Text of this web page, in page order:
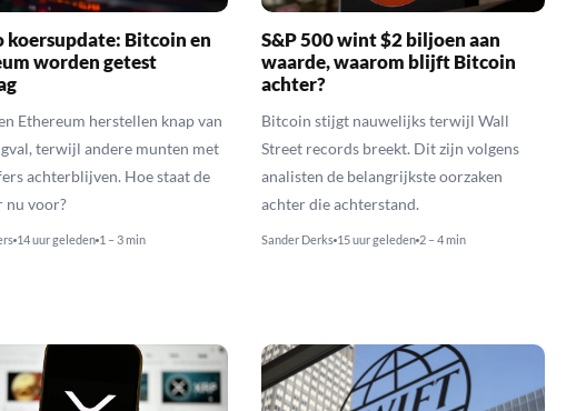
koersupdate: Bitcoin en
worden getest
Ethereum herstellen knap van
terwijl andere munten met
achterblijven. Hoe staat de
nu voor?
14 uur geleden 1 – 3 min
S&P 500 wint $2 biljoen aan
waarde, waarom blijft Bitcoin
achter?
Bitcoin stijgt nauwelijks terwijl Wall
Street records breekt. Dit zijn volgens
analisten de belangrijkste oorzaken
achter die achterstand.
Sander Derks 15 uur geleden 2 – 4 min